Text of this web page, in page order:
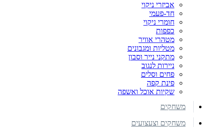
אביזרי ניקוי
חד-פעמי
חומרי ניקוי
כפפות
מטהרי אוויר
מטליות ומגבונים
מתקני נייר וסבון
ניירות לנגוב
פחים וסלים
פינת קפה
שקיות אוכל ואשפה
משחקים
משחקים וצעצועים